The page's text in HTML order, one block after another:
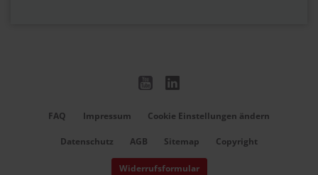
FAQ Impressum Cookie Einstellungen ändern
Datenschutz AGB Sitemap Copyright
Widerrufsformular